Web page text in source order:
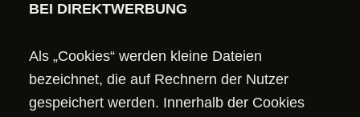
BEI DIREKTWERBUNG
Als „Cookies“ werden kleine Dateien
bezeichnet, die auf Rechnern der Nutzer
gespeichert werden. Innerhalb der Cookies